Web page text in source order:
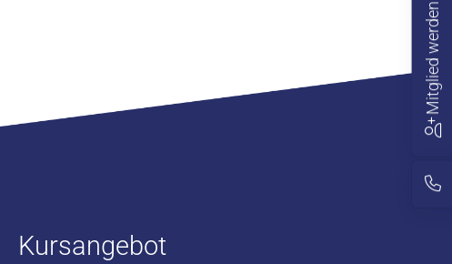
Kursangebot
Mitglied werden